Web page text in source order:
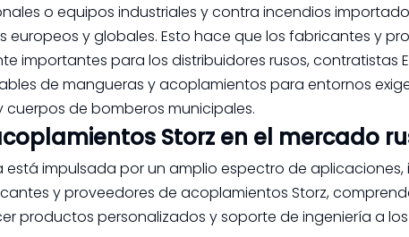
o equipos industriales y contra incendios
y globales. Esto hace que los fabricantes y
importantes para los distribuidores rusos, contratistas
de mangueras y acoplamientos para entornos
de bomberos municipales.
Storz en el mercado
impulsada por un amplio espectro de aplicaciones,
y proveedores de acoplamientos Storz,
productos personalizados y soporte de ingeniería a los